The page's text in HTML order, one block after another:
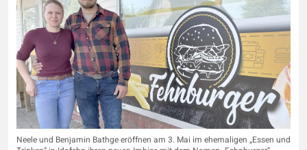
Neele und Benjamin Bathge eröffnen am 3. Mai im ehemaligen „Essen und